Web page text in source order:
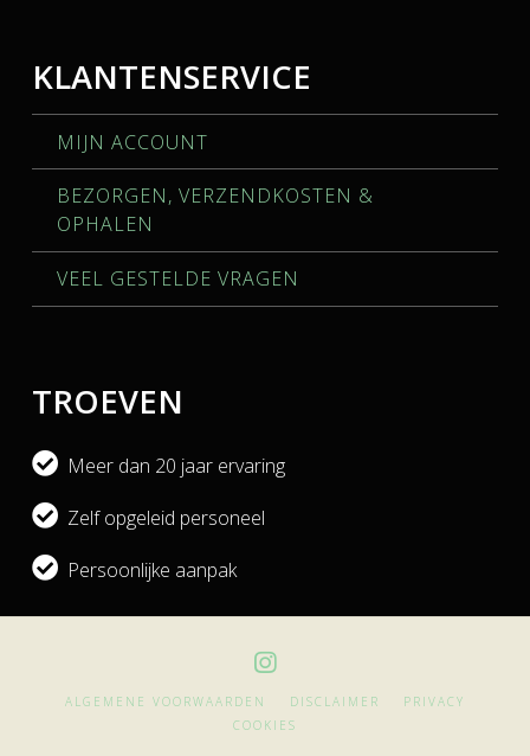
KLANTENSERVICE
MIJN ACCOUNT
BEZORGEN, VERZENDKOSTEN &
OPHALEN
VEEL GESTELDE VRAGEN
TROEVEN
Meer dan 20 jaar ervaring
Zelf opgeleid personeel
Persoonlijke aanpak
ALGEMENE VOORWAARDEN DISCLAIMER
PRIVACY
COOKIES